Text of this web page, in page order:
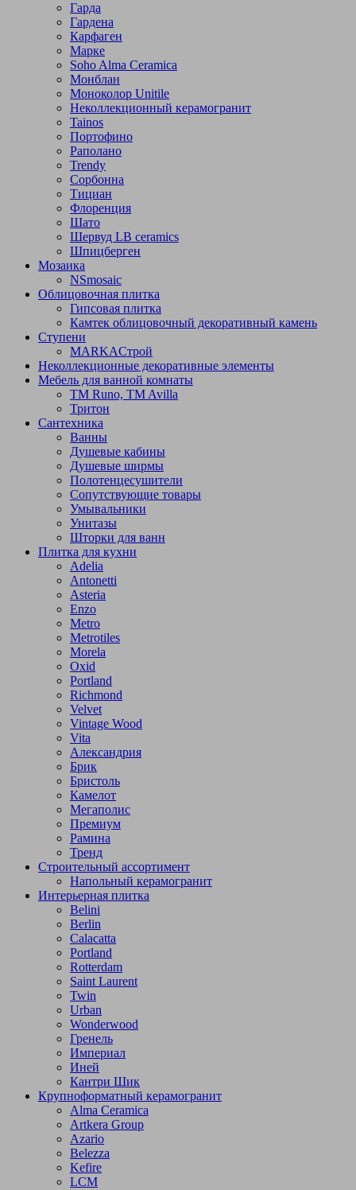
Гарда
Гардена
Карфаген
Марке
Soho Alma Ceramica
Монблан
Моноколор Unitile
Неколлекционный керамогранит
Tainos
Портофино
Раполано
Trendy
Сорбонна
Тициан
Флоренция
Шато
Шервуд LB ceramics
Шпицберген
Мозаика
NSmosaic
Облицовочная плитка
Гипсовая плитка
Камтек облицовочный декоративный камень
Ступени
МARKAСтрой
Неколлекционные декоративные элементы
Мебель для ванной комнаты
TM Runo, TM Avilla
Тритон
Сантехника
Ванны
Душевые кабины
Душевые ширмы
Полотенцесушители
Сопутствующие товары
Умывальники
Унитазы
Шторки для ванн
Плитка для кухни
Adelia
Antonetti
Asteria
Enzo
Metro
Metrotiles
Morela
Oxid
Portland
Richmond
Velvet
Vintage Wood
Vita
Александрия
Брик
Бристоль
Камелот
Мегаполис
Премиум
Рамина
Тренд
Строительный ассортимент
Напольный керамогранит
Интерьерная плитка
Belini
Berlin
Calacatta
Portland
Rotterdam
Saint Laurent
Twin
Urban
Wonderwood
Гренель
Империал
Иней
Кантри Шик
Крупноформатный керамогранит
Alma Ceramica
Artkera Group
Azario
Belezza
Kefire
LCM